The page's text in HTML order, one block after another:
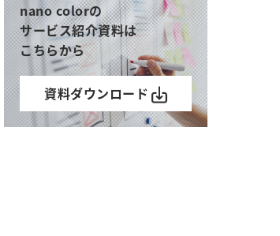
nano colorの
サービス紹介資料は
こちらから
資料ダウンロード